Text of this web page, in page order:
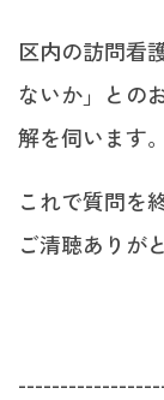
区内の訪問看
ないか」との
解を伺います。
これで質問を
ご清聴ありが